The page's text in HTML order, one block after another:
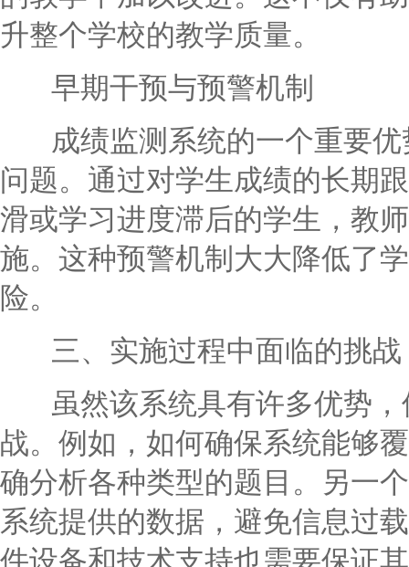
升整个学校的教学质量。
早期干预与预警机制
成绩监测系统的一个重要优
问题。通过对学生成绩的长期
滑或学习进度滞后的学生，教
施。这种预警机制大大降低了
险。
三、实施过程中面临的挑战
虽然该系统具有许多优势，
战。例如，如何确保系统能够
确分析各种类型的题目。另一
系统提供的数据，避免信息过
件设备和技术支持也需要保证